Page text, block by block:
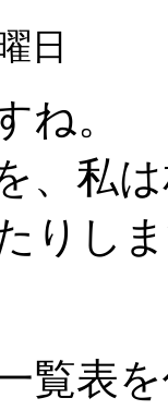
日
ね。
、私
りし
覧表